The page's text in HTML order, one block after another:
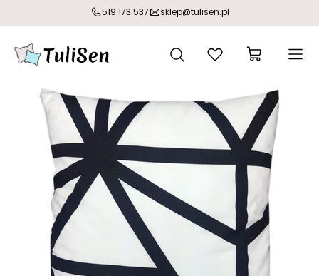
519 173 537 sklep@tulisen.pl